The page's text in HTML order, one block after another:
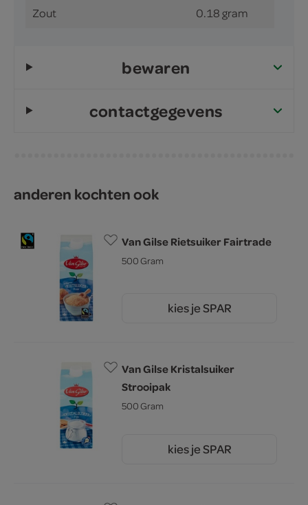
Zout 0.18 gram
bewaren
contactgegevens
anderen kochten ook
Van Gilse Rietsuiker Fairtrade
500 Gram
kies je SPAR
Van Gilse Kristalsuiker
Strooipak
500 Gram
kies je SPAR